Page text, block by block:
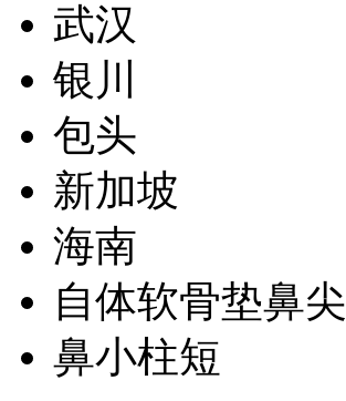
武汉
银川
包头
新加坡
海南
自体软骨垫鼻尖
鼻小柱短